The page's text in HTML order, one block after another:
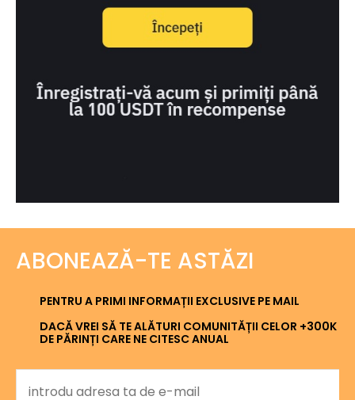
ABONEAZĂ-TE ASTĂZI
PENTRU A PRIMI INFORMAȚII EXCLUSIVE PE MAIL
DACĂ VREI SĂ TE ALĂTURI COMUNITĂȚII CELOR +300K
DE PĂRINȚI CARE NE CITESC ANUAL